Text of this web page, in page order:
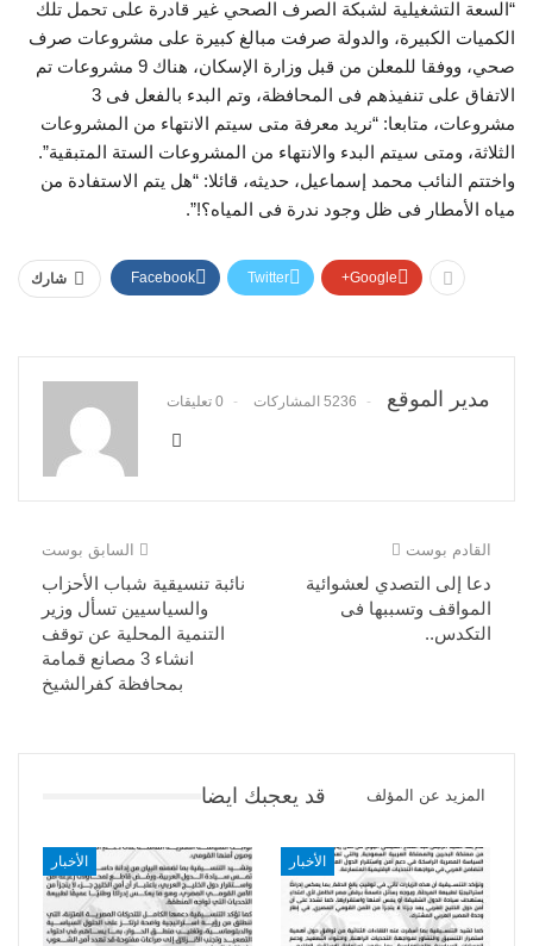
“السعة التشغيلية لشبكة الصرف الصحي غير قادرة على تحمل تلك
الكميات الكبيرة، والدولة صرفت مبالغ كبيرة على مشروعات صرف
صحي، ووفقا للمعلن من قبل وزارة الإسكان، هناك 9 مشروعات تم
الاتفاق على تنفيذهم فى المحافظة، وتم البدء بالفعل فى 3
مشروعات، متابعا: “نريد معرفة متى سيتم الانتهاء من المشروعات
الثلاثة، ومتى سيتم البدء والانتهاء من المشروعات الستة المتبقية”.
واختتم النائب محمد إسماعيل، حديثه، قائلا: “هل يتم الاستفادة من
مياه الأمطار فى ظل وجود ندرة فى المياه؟!”.
شارك Facebook Twitter Google+
مدير الموقع 5236 المشاركات 0 تعليقات
السابق بوست
نائبة تنسيقية شباب الأحزاب
والسياسيين تسأل وزير
التنمية المحلية عن توقف
انشاء 3 مصانع قمامة
بمحافظة كفرالشيخ
القادم بوست
دعا إلى التصدي لعشوائية
المواقف وتسببها فى
التكدس..
قد يعجبك ايضا المزيد عن المؤلف
الأخبار الأخبار